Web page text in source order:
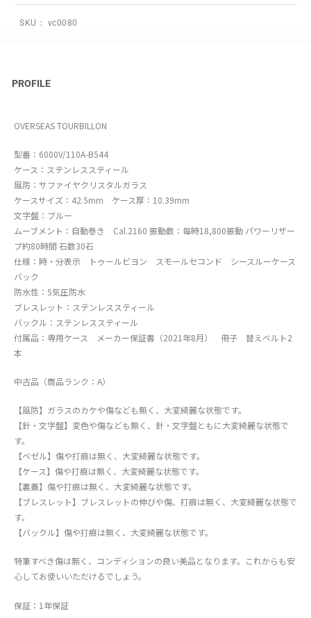
SKU： vc0080
PROFILE
OVERSEAS TOURBILLON
型番：6000V/110A-B544
ケース：ステンレススティール
風防：サファイヤクリスタルガラス
ケースサイズ：42.5mm ケース厚：10.39mm
文字盤：ブルー
ムーブメント：自動巻き Cal.2160 振動数：毎時18,800振動 パワーリザー
ブ約80時間 石数30石
仕様：時・分表示 トゥールビヨン スモールセコンド シースルーケース
バック
防水性：5気圧防水
ブレスレット：ステンレススティール
バックル：ステンレススティール
付属品：専用ケース メーカー保証書（2021年8月） 冊子 替えベルト2
本
中古品（商品ランク：A）
【風防】ガラスのカケや傷なども無く、大変綺麗な状態です。
【針・文字盤】変色や傷なども無く、針・文字盤ともに大変綺麗な状態で
す。
【ベゼル】傷や打痕は無く、大変綺麗な状態です。
【ケース】傷や打痕は無く、大変綺麗な状態です。
【裏蓋】傷や打痕は無く、大変綺麗な状態です。
【ブレスレット】ブレスレットの伸びや傷、打痕は無く、大変綺麗な状態で
す。
【バックル】傷や打痕は無く、大変綺麗な状態です。
特筆すべき傷は無く、コンディションの良い美品となります。これからも安
心してお使いいただけるでしょう。
保証：1年保証